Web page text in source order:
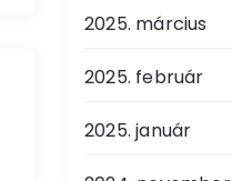
2025. március
2025. február
2025. január